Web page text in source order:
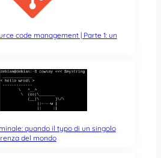
code management | Parte 1: un
quando il typo di un singolo
del mondo